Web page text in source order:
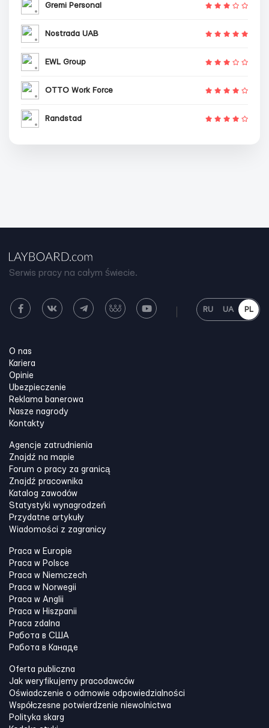
Gremi Personal
Nostrada UAB
EWL Group
OTTO Work Force
Randstad
Serwis pracy na całym świecie.
RU UA PL
O nas
Kariera
Opinie
Ubezpieczenie
Reklama banerowa
Nasze nagrody
Kontakty
Agencje zatrudnienia
Znajdź na mapie
Forum o pracy za granicą
Znajdź pracownika
Katalog zawodów
Statystyki wynagrodzeń
Przydatne artykuły
Wiadomości z zagranicy
Praca w Europie
Praca w Polsce
Praca w Niemczech
Praca w Norwegii
Praca w Anglii
Praca w Hiszpanii
Praca zdalna
Работа в США
Работа в Канадe
Oferta publiczna
Jak weryfikujemy pracodawców
Oświadczenie o odmowie odpowiedzialności
Współczesne potwierdzenie niewolnictwa
Polityka skarg